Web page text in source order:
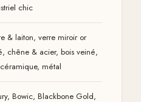
chic
& laiton, verre miroir or
chêne & acier, bois veiné,
métal
Bowic, Blackbone Gold,